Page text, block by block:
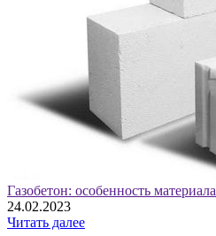
Газобетон: особенность материала
24.02.2023
Читать далее